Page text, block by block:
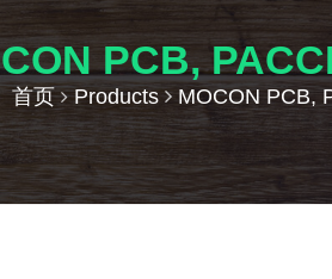
PCB,
首页 Products MOCON PCB,